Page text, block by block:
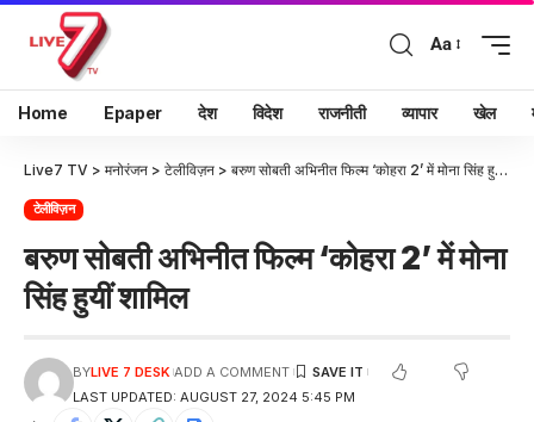
Aa
Home Epaper देश विदेश राजनीती व्यापार खेल
Live7 TV > मनोरंजन > टेलीविज़न > बरुण सोबती अभिनीत फिल्म ‘कोहरा 2’ में मोना सिंह हुयीं शामिल
टेलीविज़न
बरुण सोबती अभिनीत फिल्म ‘कोहरा 2’ में मोना
सिंह हुयीं शामिल
LAST UPDATED: AUGUST 27, 2024 5:45 PM
BYLIVE 7 DESK ADD A COMMENT